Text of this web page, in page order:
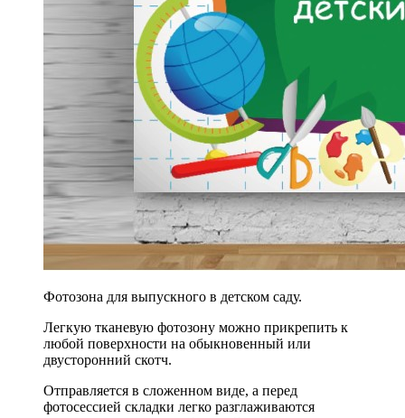
Фотозона для выпускного в детском саду.
Легкую тканевую фотозону можно прикрепить к
любой поверхности на обыкновенный или
двусторонний скотч.
Отправляется в сложенном виде, а перед
фотосессией складки легко разглаживаются